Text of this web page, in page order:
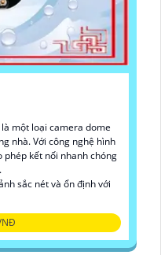
là một loại camera dome
nhà. Với công nghệ hình
phép kết nối nhanh chóng
sắc nét và ổn định với